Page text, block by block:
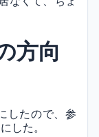
方向
したので、参
した。